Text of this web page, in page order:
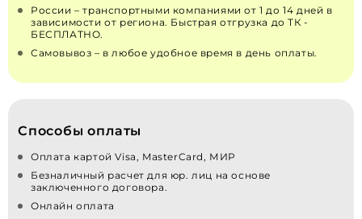
России – транспортными компаниями от 1 до 14 дней в
зависимости от региона. Быстрая отгрузка до ТК -
БЕСПЛАТНО.
Самовывоз – в любое удобное время в день оплаты.
Способы оплаты
Оплата картой Visa, MasterCard, МИР
Безналичный расчет для юр. лиц на основе
заключенного договора.
Онлайн оплата